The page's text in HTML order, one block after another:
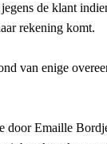
de klant
rekening komt.
van enige
Emaille